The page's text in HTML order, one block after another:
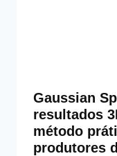
Gaussian
resultados
método
produtores